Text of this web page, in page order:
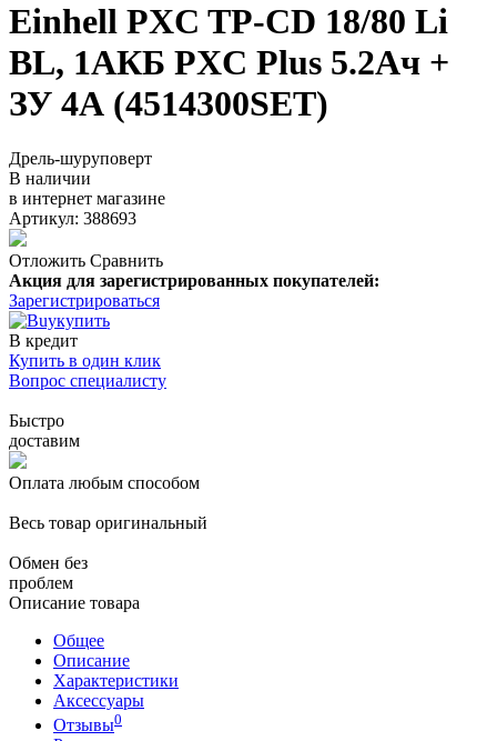
Einhell PXC TP-CD 18/80 Li
BL, 1АКБ PXC Plus 5.2Ач +
ЗУ 4А (4514300SET)
Дрель-шуруповерт
В наличии
в интернет магазине
Артикул: 388693
Отложить Сравнить
Акция для зарегистрированных покупателей:
Зарегистрироваться
купить
В кредит
Купить в один клик
Вопрос специалисту
Быстро
доставим
Оплата любым способом
Весь товар оригинальный
Обмен без
проблем
Описание товара
Общее
Описание
Характеристики
Аксессуары
Отзывы0